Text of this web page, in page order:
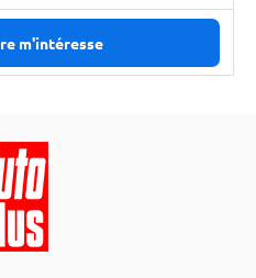
m'intéresse